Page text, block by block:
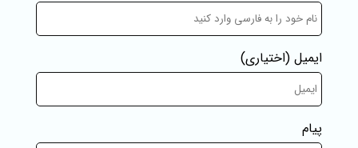
ایمیل (اختیاری)
پیام